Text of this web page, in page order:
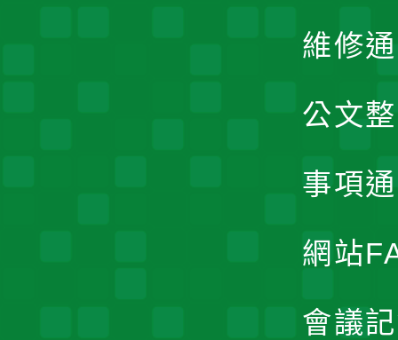
維修
公文
事項
網站
會議